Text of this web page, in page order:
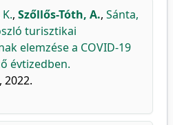
, Szőllős-Tóth, A., Sánta,
turisztikai
elemzése a COVID-19
évtizedben.
2022.